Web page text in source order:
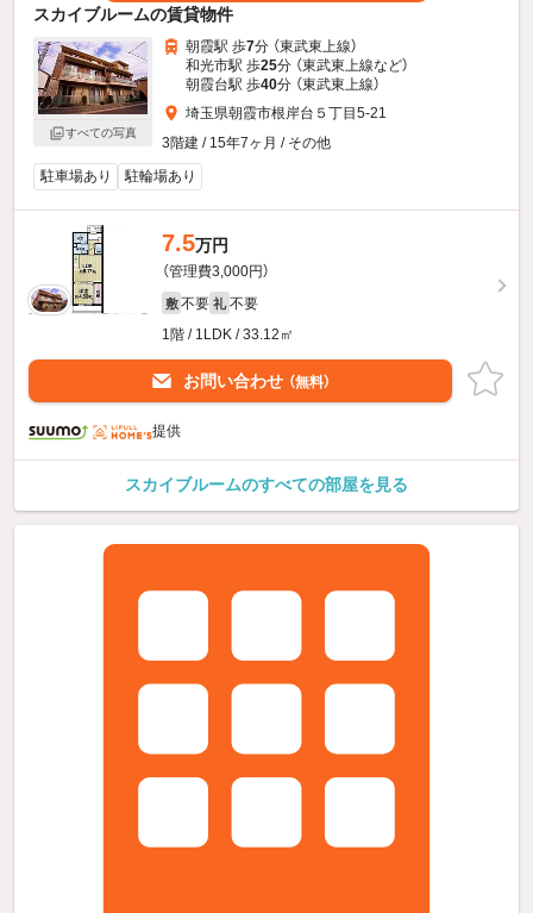
スカイブルームの賃貸物件
すべての写真
朝霞駅 歩7分 （東武東上線）
和光市駅 歩25分 （東武東上線など）
朝霞台駅 歩40分 （東武東上線）
埼玉県朝霞市根岸台５丁目5-21
3階建 / 15年7ヶ月 / その他
駐車場あり
駐輪場あり
7.5万円
（管理費3,000円）
敷 不要 礼 不要
1階 / 1LDK / 33.12㎡
お問い合わせ （無料）
提供
スカイブルームのすべての部屋を見る